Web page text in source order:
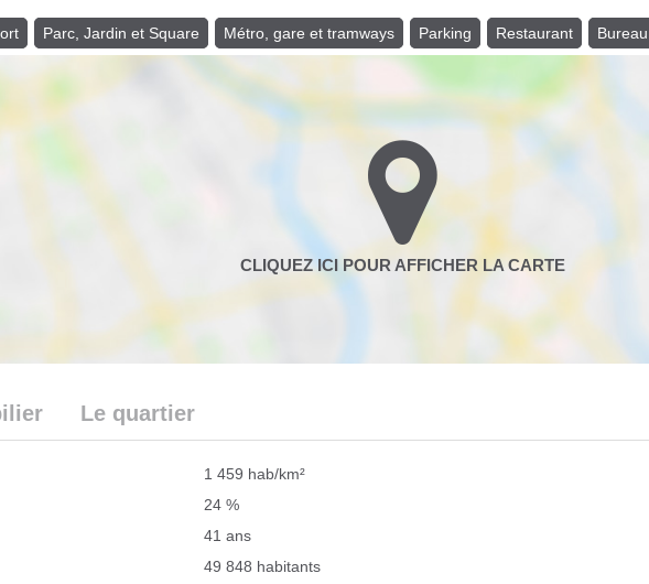
Parc, Jardin et Square Métro, gare et tramways Parking Restaurant
Le quartier
1 459 hab/km²
24 %
41 ans
49 848 habitants